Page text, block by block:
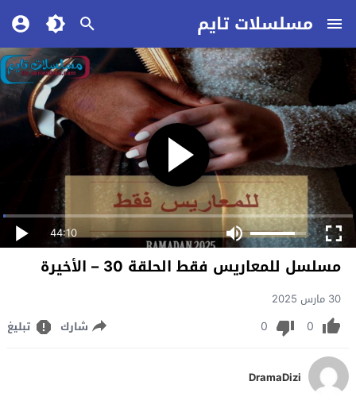
مسلسلات تايم
44:10
مسلسل للمعاريس فقط الحلقة 30 – الأخيرة
30 مارس 2025
0
0 شارك تبليغ
DramaDizi